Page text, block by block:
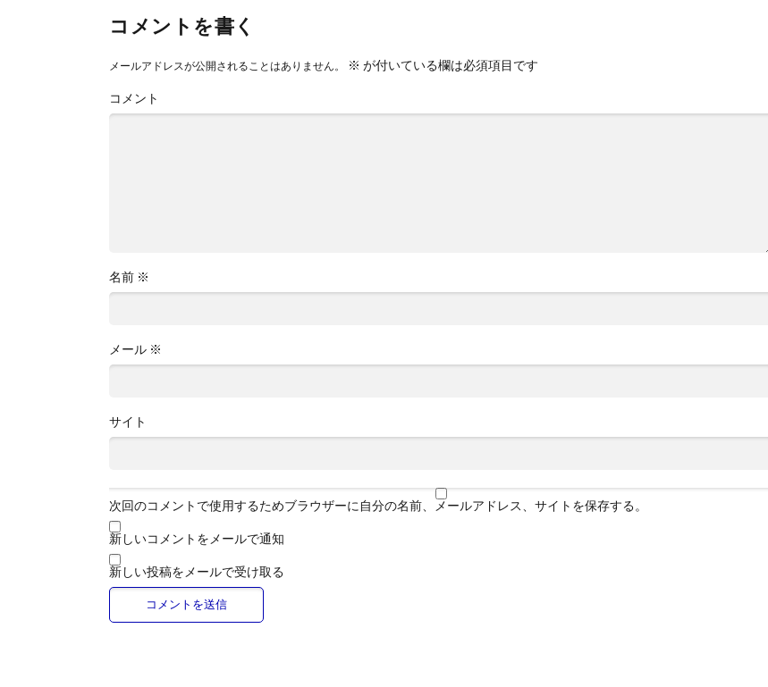
コメントを書く
メールアドレスが公開されることはありません。 ※ が付いている欄は必須項目です
コメント
名前 ※
メール ※
サイト
次回のコメントで使用するためブラウザーに自分の名前、メールアドレス、サイトを保存する。
新しいコメントをメールで通知
新しい投稿をメールで受け取る